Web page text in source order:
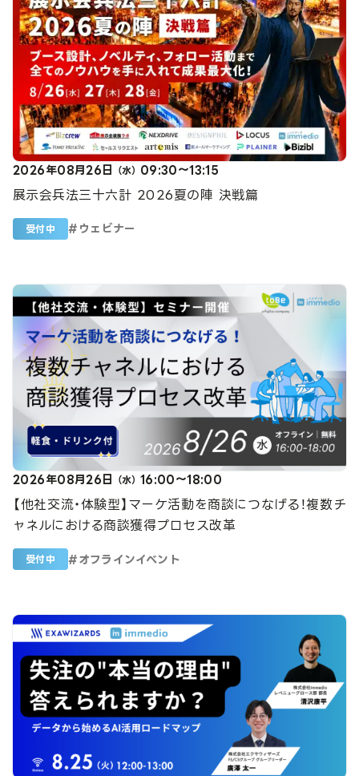
2026年08月26日 （水） 09:30～13:15
展示会兵法三十六計 2026夏の陣 決戦篇
受付中 # ウェビナー
2026年08月26日 （水） 16:00～18:00
【他社交流・体験型】マーケ活動を商談につなげる！複数チ
ャネルにおける商談獲得プロセス改革
受付中 # オフラインイベント